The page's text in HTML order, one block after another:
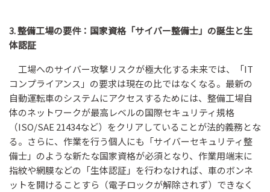
3. 整備工場の要件：国家資格「サイバー整備士」の誕生と生
体認証
工場へのサイバー攻撃リスクが極大化する未来では、「IT
コンプライアンス」の要求は現在の比ではなくなる。最新の
自動運転車のシステムにアクセスするためには、整備工場自
体のネットワークが最高レベルの国際セキュリティ規格
（ISO/SAE 21434など）をクリアしていることが法的義務とな
る。さらに、作業を行う個人にも「サイバーセキュリティ整
備士」のような新たな国家資格が必須となり、作業用端末に
指紋や網膜などの「生体認証」を行わなければ、車のボンネ
ットを開けることすら（電子ロックが解除されず）できなく